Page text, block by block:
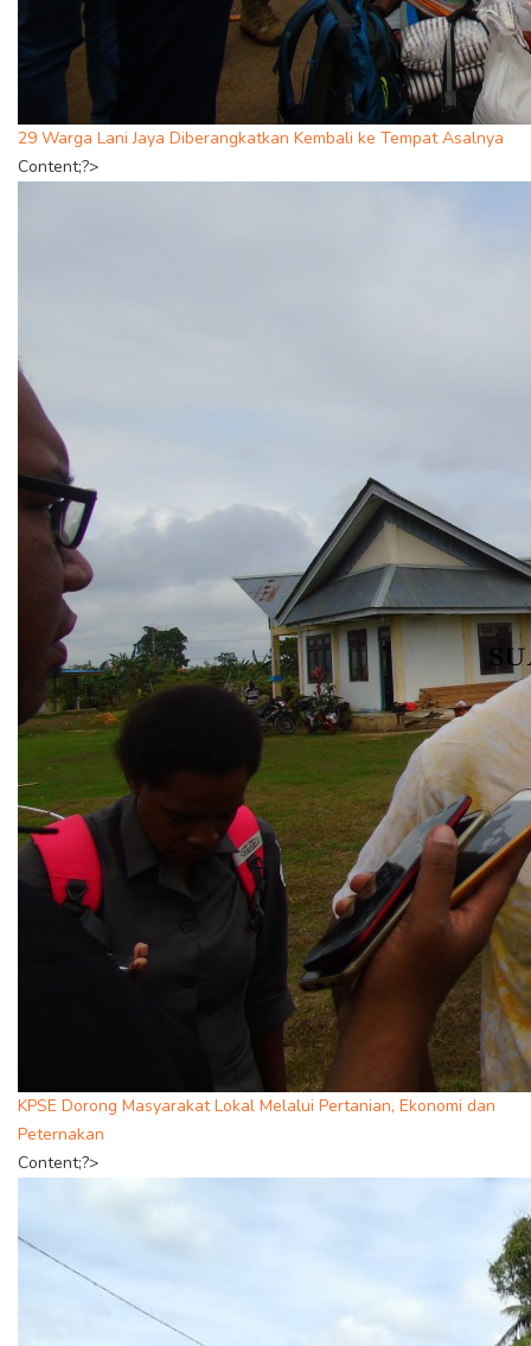
29 Warga Lani Jaya Diberangkatkan Kembali ke Tempat Asalnya
Content;?>
KPSE Dorong Masyarakat Lokal Melalui Pertanian, Ekonomi dan
Peternakan
Content;?>